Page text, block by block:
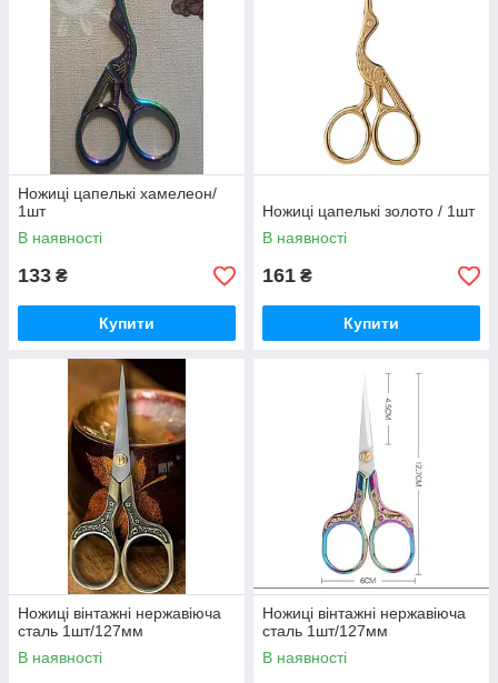
Ножиці цапелькі хамелеон/
1шт
В наявності
133 ₴
Купити
Ножиці цапелькі золото / 1шт
В наявності
161 ₴
Купити
Ножиці вінтажні нержавіюча
сталь 1шт/127мм
В наявності
Ножиці вінтажні нержавіюча
сталь 1шт/127мм
В наявності